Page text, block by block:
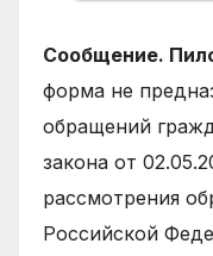
Сообщение.
форма не
обращений
закона от
рассмотрения
Российской